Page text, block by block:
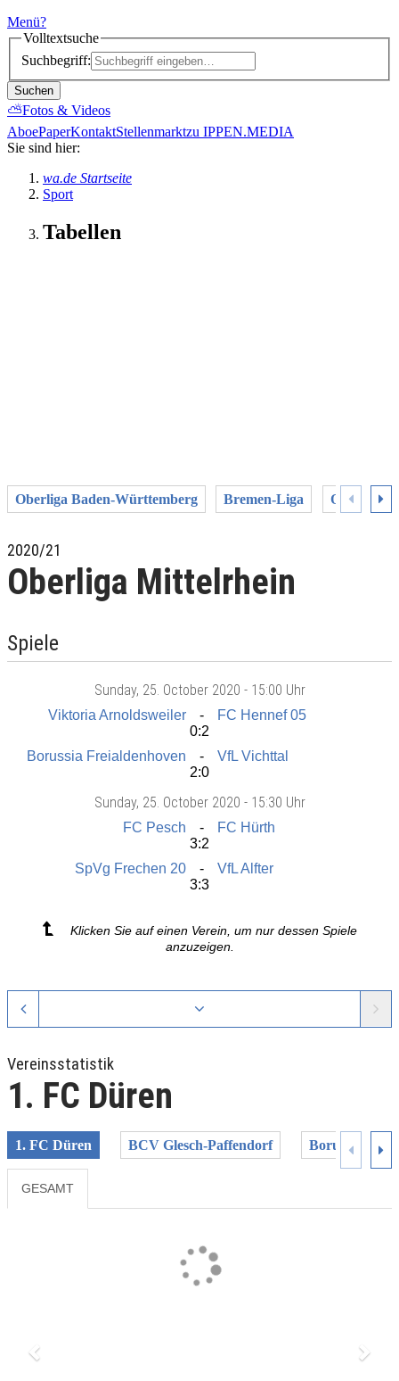
Menü?
Volltextsuche
Suchbegriff:
Suchen
⛅Fotos & Videos
AboePaperKontaktStellenmarktzu IPPEN.MEDIA
Sie sind hier:
wa.de Startseite
Sport
Tabellen
Oberliga Baden-Württemberg Bremen-Liga Oberliga
2020/21
Oberliga Mittelrhein
Spiele
Sunday, 25. October 2020 - 15:00 Uhr
Viktoria Arnoldsweiler
FC Hennef 05
0:2
Borussia Freialdenhoven
VfL Vichttal
2:0
Sunday, 25. October 2020 - 15:30 Uhr
FC Pesch
FC Hürth
3:2
SpVg Frechen 20
VfL Alfter
3:3
Klicken Sie auf einen Verein, um nur dessen Spiele
anzuzeigen.
Vereinsstatistik
1. FC Düren
1. FC Düren BCV Glesch-Paffendorf Borussia
GESAMT